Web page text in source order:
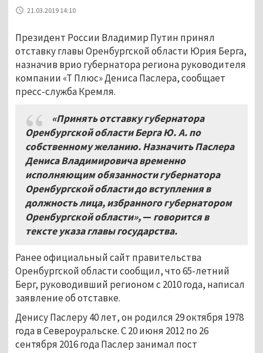
21.03.2019 14:10
Президент России Владимир Путин принял
отставку главы Оренбургской области Юрия Берга,
назначив врио губернатора региона руководителя
компании «Т Плюс» Дениса Паслера, сообщает
пресс-служба Кремля.
«Принять отставку губернатора
Оренбургской области Берга Ю.А. по
собственному желанию. Назначить Паслера
Дениса Владимировича временно
исполняющим обязанности губернатора
Оренбургской области до вступления в
должность лица, избранного губернатором
Оренбургской области»,— говорится в
тексте указа главы государства.
Ранее официальный сайт правительства
Оренбургской области сообщил, что 65-летний
Берг, руководивший регионом с 2010 года, написал
заявление об отставке.
Денису Паслеру 40 лет, он родился 29 октября 1978
года в Североуральске. С 20 июня 2012 по 26
сентября 2016 года Паслер занимал пост